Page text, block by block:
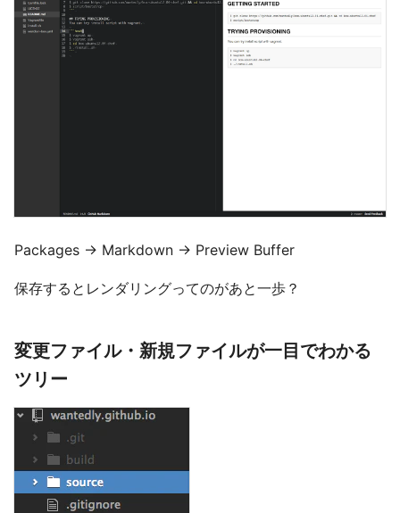
Packages -> Markdown -> Preview Buffer
保存するとレンダリングってのがあと一歩？
変更ファイル・新規ファイルが一目でわかる
ツリー